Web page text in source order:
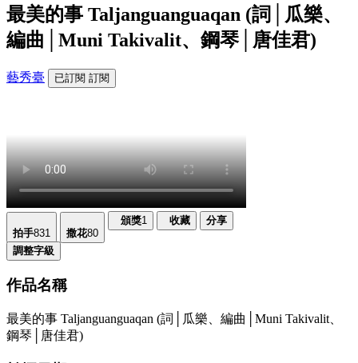
最美的事 Taljanguanguaqan (詞│瓜樂、
編曲│Muni Takivalit、鋼琴│唐佳君)
藝秀臺 已訂閱 訂閱
拍手831 撒花80
頒獎1 收藏 分享
調整字級
作品名稱
最美的事 Taljanguanguaqan (詞│瓜樂、編曲│Muni Takivalit、
鋼琴│唐佳君)